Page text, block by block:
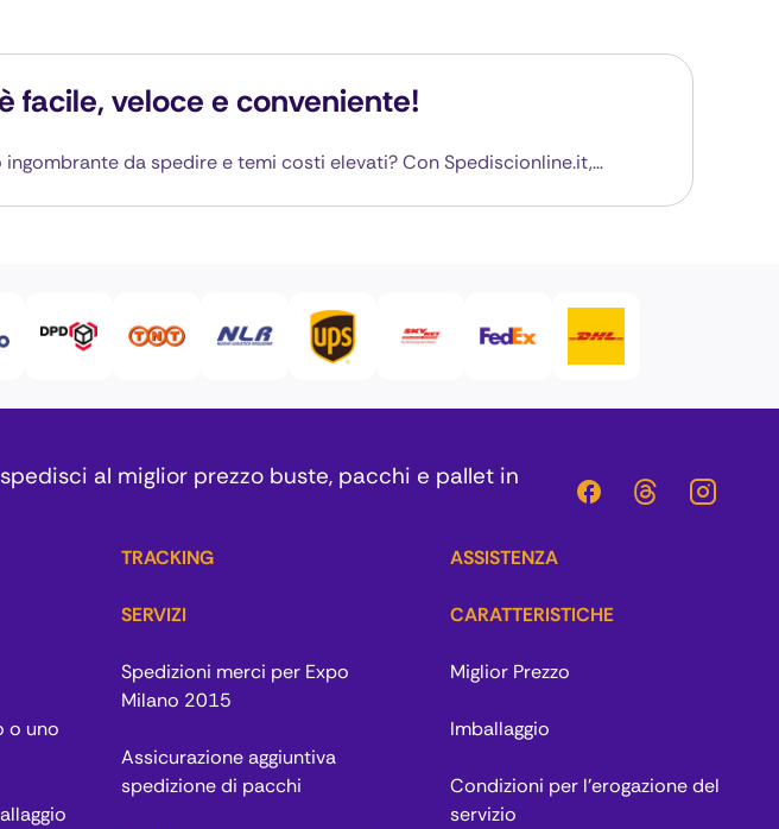
facile, veloce e conveniente!
da spedire e temi costi elevati? Con Spediscionline.it,…
al miglior prezzo buste, pacchi e pallet in
TRACKING ASSISTENZA
o uno
SERVIZI
Spedizioni merci per Expo
Milano 2015
Assicurazione aggiuntiva
spedizione di pacchi
CARATTERISTICHE
Miglior Prezzo
Imballaggio
Condizioni per l’erogazione del
servizio